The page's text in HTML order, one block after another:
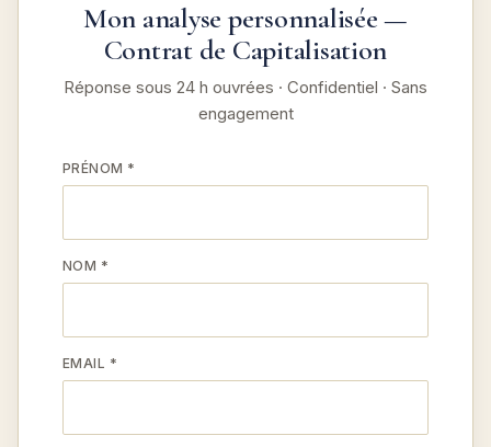
Mon analyse personnalisée —
Contrat de Capitalisation
Réponse sous 24 h ouvrées · Confidentiel · Sans
engagement
PRÉNOM *
NOM *
EMAIL *